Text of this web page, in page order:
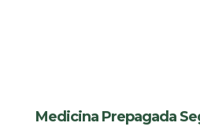
Medicina Prepagada